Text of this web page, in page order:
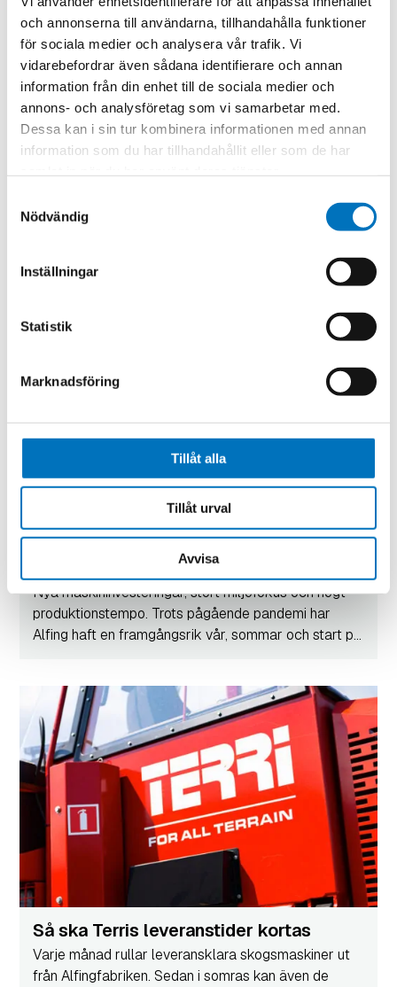
och annonserna till användarna, tillhandahålla funktioner
för sociala medier och analysera vår trafik. Vi
vidarebefordrar även sådana identifierare och annan
information från din enhet till de sociala medier och
annons- och analysföretag som vi samarbetar med.
Dessa kan i sin tur kombinera informationen med annan
information som du har tillhandahållit eller som de har
Nödvändig
Inställningar
Statistik
Marknadsföring
Tillåt alla
Tillåt urval
Avvisa
hårdare
Den senaste tiden har Alfing satsat hårt på
miljöarbetet. Första målet är redan hemma – nu
stor ...
Alfing rustar för framtiden
Nya maskininvesteringar, stort miljöfokus och högt
produktionstempo. Trots pågående pandemi har
Alfing haft en framgångsrik vår, sommar och start p...
Så ska Terris leveranstider kortas
Varje månad rullar leveransklara skogsmaskiner ut
från Alfingfabriken. Sedan i somras kan även de